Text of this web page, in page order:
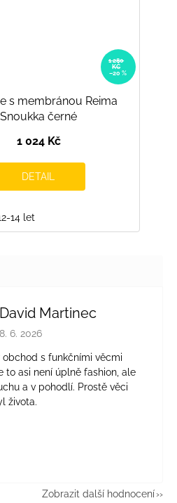
1 280
KČ
–20 %
s membránou Reima
Snoukka černé
1 024 Kč
DETAIL
14 let
David Martinec
Hodnocení obchodu je 5 z 5 hvězdiček.
8. 6. 2026
obchod s funkčními věcmi
to asi není úplně fashion, ale
a v pohodlí. Prostě věci
života.
Zobrazit další hodnocení